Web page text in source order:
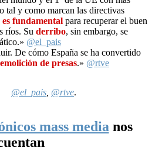
tal y como marcan las directivas
fundamental para recuperar el buen
ríos. Su derribo, sin embargo, se
@el_pais
De cómo España se ha convertido
de presas.» @rtve
@el_pais @rtve.
mass media nos